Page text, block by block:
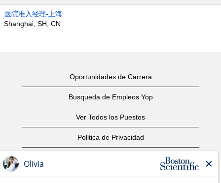
医院准入经理-上海
Shanghai, SH, CN
Oportunidades de Carrera
Busqueda de Empleos Yop
Ver Todos los Puestos
Politica de Privacidad
Aviso de Derechos de Autor